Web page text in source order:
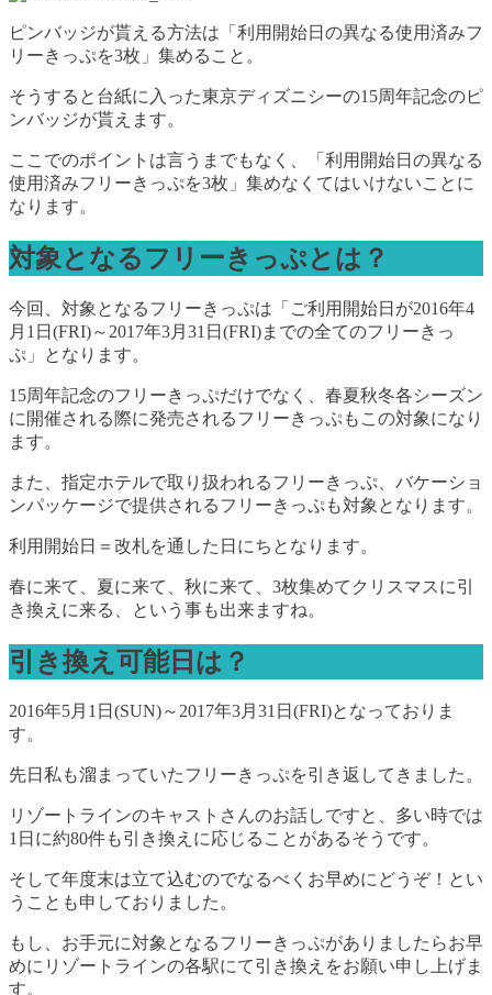
ピンバッジが貰える方法は「利用開始日の異なる使用済みフ
リーきっぷを3枚」集めること。
そうすると台紙に入った東京ディズニシーの15周年記念のピ
ンバッジが貰えます。
ここでのポイントは言うまでもなく、「利用開始日の異なる
使用済みフリーきっぷを3枚」集めなくてはいけないことに
なります。
対象となるフリーきっぷとは？
今回、対象となるフリーきっぷは「ご利用開始日が2016年4
月1日(FRI)～2017年3月31日(FRI)までの全てのフリーきっ
ぷ」となります。
15周年記念のフリーきっぷだけでなく、春夏秋冬各シーズン
に開催される際に発売されるフリーきっぷもこの対象になり
ます。
また、指定ホテルで取り扱われるフリーきっぷ、バケーショ
ンパッケージで提供されるフリーきっぷも対象となります。
利用開始日＝改札を通した日にちとなります。
春に来て、夏に来て、秋に来て、3枚集めてクリスマスに引
き換えに来る、という事も出来ますね。
引き換え可能日は？
2016年5月1日(SUN)～2017年3月31日(FRI)となっておりま
す。
先日私も溜まっていたフリーきっぷを引き返してきました。
リゾートラインのキャストさんのお話しですと、多い時では
1日に約80件も引き換えに応じることがあるそうです。
そして年度末は立て込むのでなるべくお早めにどうぞ！とい
うことも申しておりました。
もし、お手元に対象となるフリーきっぷがありましたらお早
めにリゾートラインの各駅にて引き換えをお願い申し上げま
す。